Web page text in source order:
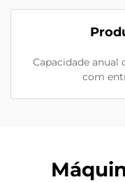
Capacidade anual
com